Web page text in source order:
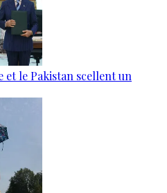
et le Pakistan scellent un